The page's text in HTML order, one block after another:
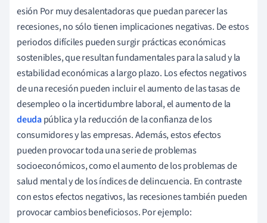
esión Por muy desalentadoras que puedan parecer las
recesiones, no sólo tienen implicaciones negativas. De estos
periodos difíciles pueden surgir prácticas económicas
sostenibles, que resultan fundamentales para la salud y la
estabilidad económicas a largo plazo. Los efectos negativos
de una recesión pueden incluir el aumento de las tasas de
desempleo o la incertidumbre laboral, el aumento de la
deudapública y la reducción de la confianza de los
consumidores y las empresas. Además, estos efectos
pueden provocar toda una serie de problemas
socioeconómicos, como el aumento de los problemas de
salud mental y de los índices de delincuencia. En contraste
con estos efectos negativos, las recesiones también pueden
provocar cambios beneficiosos. Por ejemplo: